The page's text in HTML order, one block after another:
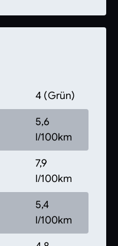
4 (Grün)
5,6
l/100km
7,9
l/100km
5,4
l/100km